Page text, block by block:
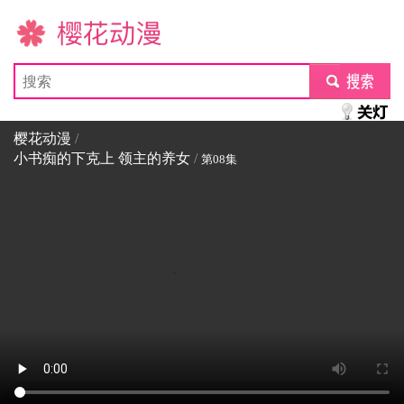
樱花动漫
submit
樱花动漫 /
小书痴的下克上 领主的养女 / 第08集